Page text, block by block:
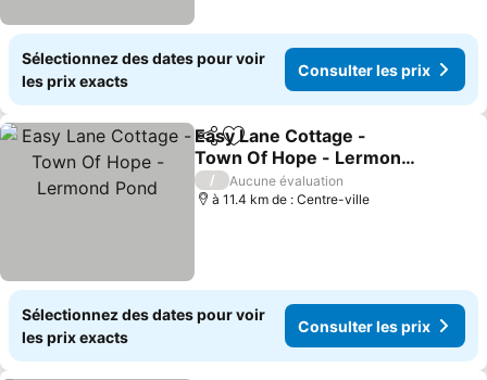
Sélectionnez des dates pour voir
les prix exacts
Consulter les prix
PartagerAjouter à mes favoris
Easy Lane Cottage -
Town Of Hope - Lermond
Pond
Consulter les prix
/
Aucune évaluation
à 11.4 km de : Centre-ville
Sélectionnez des dates pour voir
les prix exacts
Consulter les prix